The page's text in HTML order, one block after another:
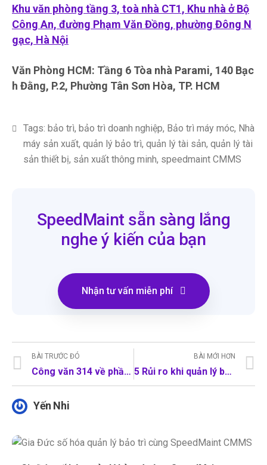
Khu văn phòng tầng 3, toà nhà CT1, Khu nhà ở Bộ
Công An, đường Phạm Văn Đồng, phường Đông N
gạc, Hà Nội
Văn Phòng HCM: Tầng 6 Tòa nhà Parami, 140 Bạc
h Đằng, P.2, Phường Tân Sơn Hòa, TP. HCM
Tags: bảo trì, bảo trì doanh nghiệp, Bảo trì máy móc, Nhà
máy sản xuất, quản lý bảo trì, quản lý tài sản, quản lý tài
sản thiết bị, sản xuất thông minh, speedmaint CMMS
SpeedMaint sẵn sàng lắng
nghe ý kiến của bạn
Nhận tư vấn miễn phí
BÀI TRƯỚC ĐÓ
Công văn 314 về phần mềm không bản quyền: Vì sao doanh nghiệp nên thay thế Excel trong quản lý bảo trì?
BÀI MỚI HƠN
5 Rủi ro khi quản lý bảo trì bằng Excel mà doanh nghiệp thường bỏ qua
Yến Nhi